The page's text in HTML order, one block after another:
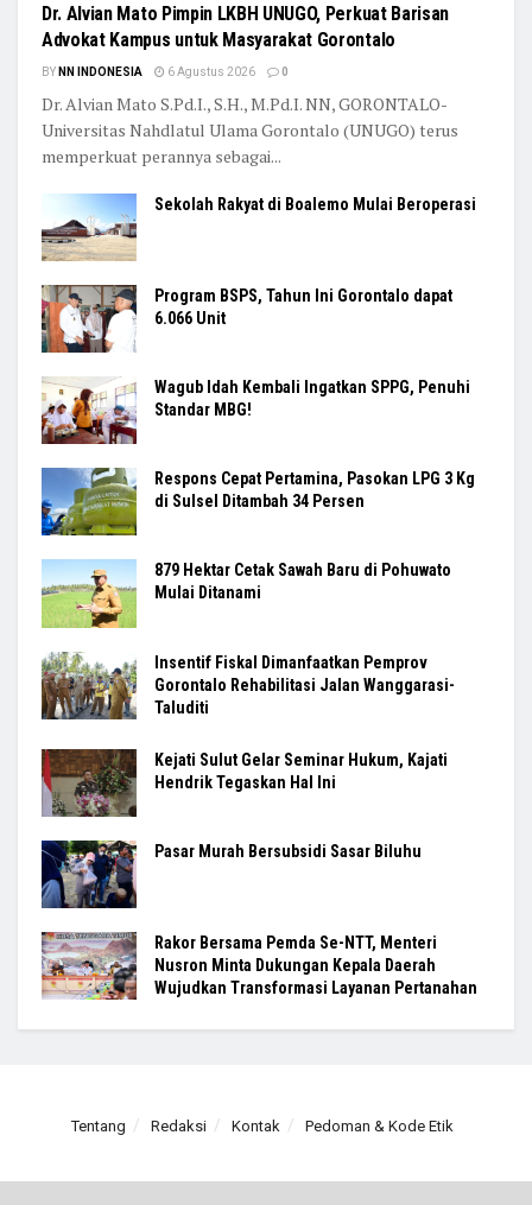
Dr. Alvian Mato Pimpin LKBH UNUGO, Perkuat Barisan
Advokat Kampus untuk Masyarakat Gorontalo
BY NN INDONESIA 6 Agustus 2026 0
Dr. Alvian Mato S.Pd.I., S.H., M.Pd.I. NN, GORONTALO-
Universitas Nahdlatul Ulama Gorontalo (UNUGO) terus
memperkuat perannya sebagai...
Sekolah Rakyat di Boalemo Mulai Beroperasi
Program BSPS, Tahun Ini Gorontalo dapat
6.066 Unit
Wagub Idah Kembali Ingatkan SPPG, Penuhi
Standar MBG!
Respons Cepat Pertamina, Pasokan LPG 3 Kg
di Sulsel Ditambah 34 Persen
879 Hektar Cetak Sawah Baru di Pohuwato
Mulai Ditanami
Insentif Fiskal Dimanfaatkan Pemprov
Gorontalo Rehabilitasi Jalan Wanggarasi-
Taluditi
Kejati Sulut Gelar Seminar Hukum, Kajati
Hendrik Tegaskan Hal Ini
Pasar Murah Bersubsidi Sasar Biluhu
Rakor Bersama Pemda Se-NTT, Menteri
Nusron Minta Dukungan Kepala Daerah
Wujudkan Transformasi Layanan Pertanahan
Tentang Redaksi Kontak Pedoman & Kode Etik